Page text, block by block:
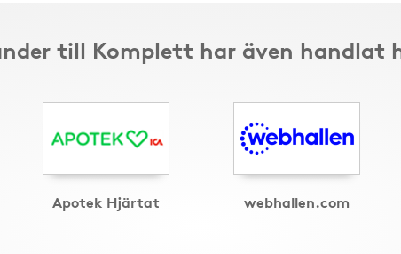
till Komplett har även handlat
Apotek Hjärtat webhallen.com